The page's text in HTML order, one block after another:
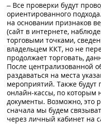
– Все проверки будут
ориентированного
на основании признаков
(сайт в интернете,
торговыми точками,
владельцем ККТ, но не
продолжает торговать,
После централизованной
раздаваться на места
мероприятий. Также
онлайн-кассы, по которым
документы. Возможно, это
сначала мы будем
через личный кабинет на